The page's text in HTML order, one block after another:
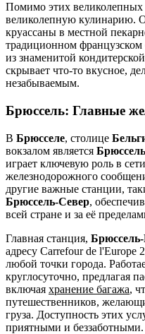
Помимо этих великолепных
великолепную кулинарию.
круассаны в местной
традиционном французском
из знаменитой
скрывает что-то вкусное,
незабываемым.
Брюссель: Главные
В Брюсселе, столице
вокзалом является
играет ключевую роль в
железнодорожного
другие важные станции,
Брюссель-Север,
всей стране и за её
Главная станция,
адресу Carrefour de l'Europe
любой точки города.
круглосуточно, предлагая
включая хранение багажа,
путешественников,
груза. Доступность этих
приятными и беззаботными.